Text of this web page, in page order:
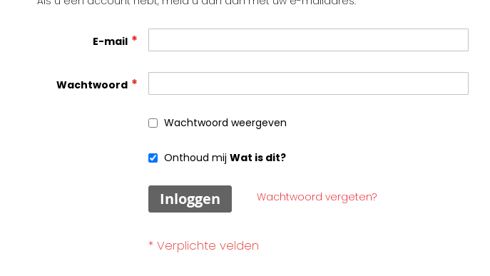
E-mail
Wachtwoord
Wachtwoord weergeven
Onthoud mij Wat is dit?
Inloggen Wachtwoord vergeten?